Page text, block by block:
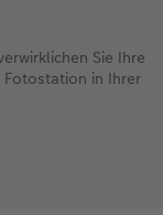
Sie Ihre
Fotostation in Ihrer